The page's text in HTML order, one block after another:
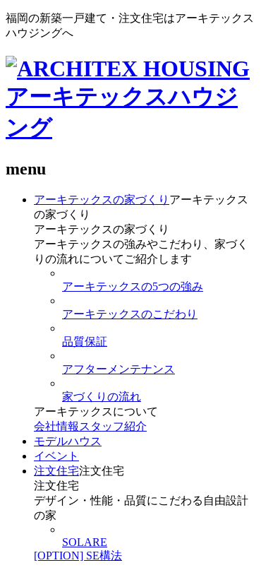
福岡の新築一戸建て・注文住宅はアーキテックス
ハウジングへ
menu
アーキテックスの家づくり アーキテックス
の家づくり
アーキテックスの家づくり
アーキテックスの強みやこだわり、家づく
りの流れについてご紹介します
アーキテックスの5つの強み
アーキテックスのこだわり
品質保証
アフターメンテナンス
家づくりの流れ
アーキテックスについて
会社情報 スタッフ紹介
モデルハウス
イベント
注文住宅注文住宅
注文住宅
デザイン・性能・品質にこだわる自由設計
の家
SOLARE
[OPTION] SE構法